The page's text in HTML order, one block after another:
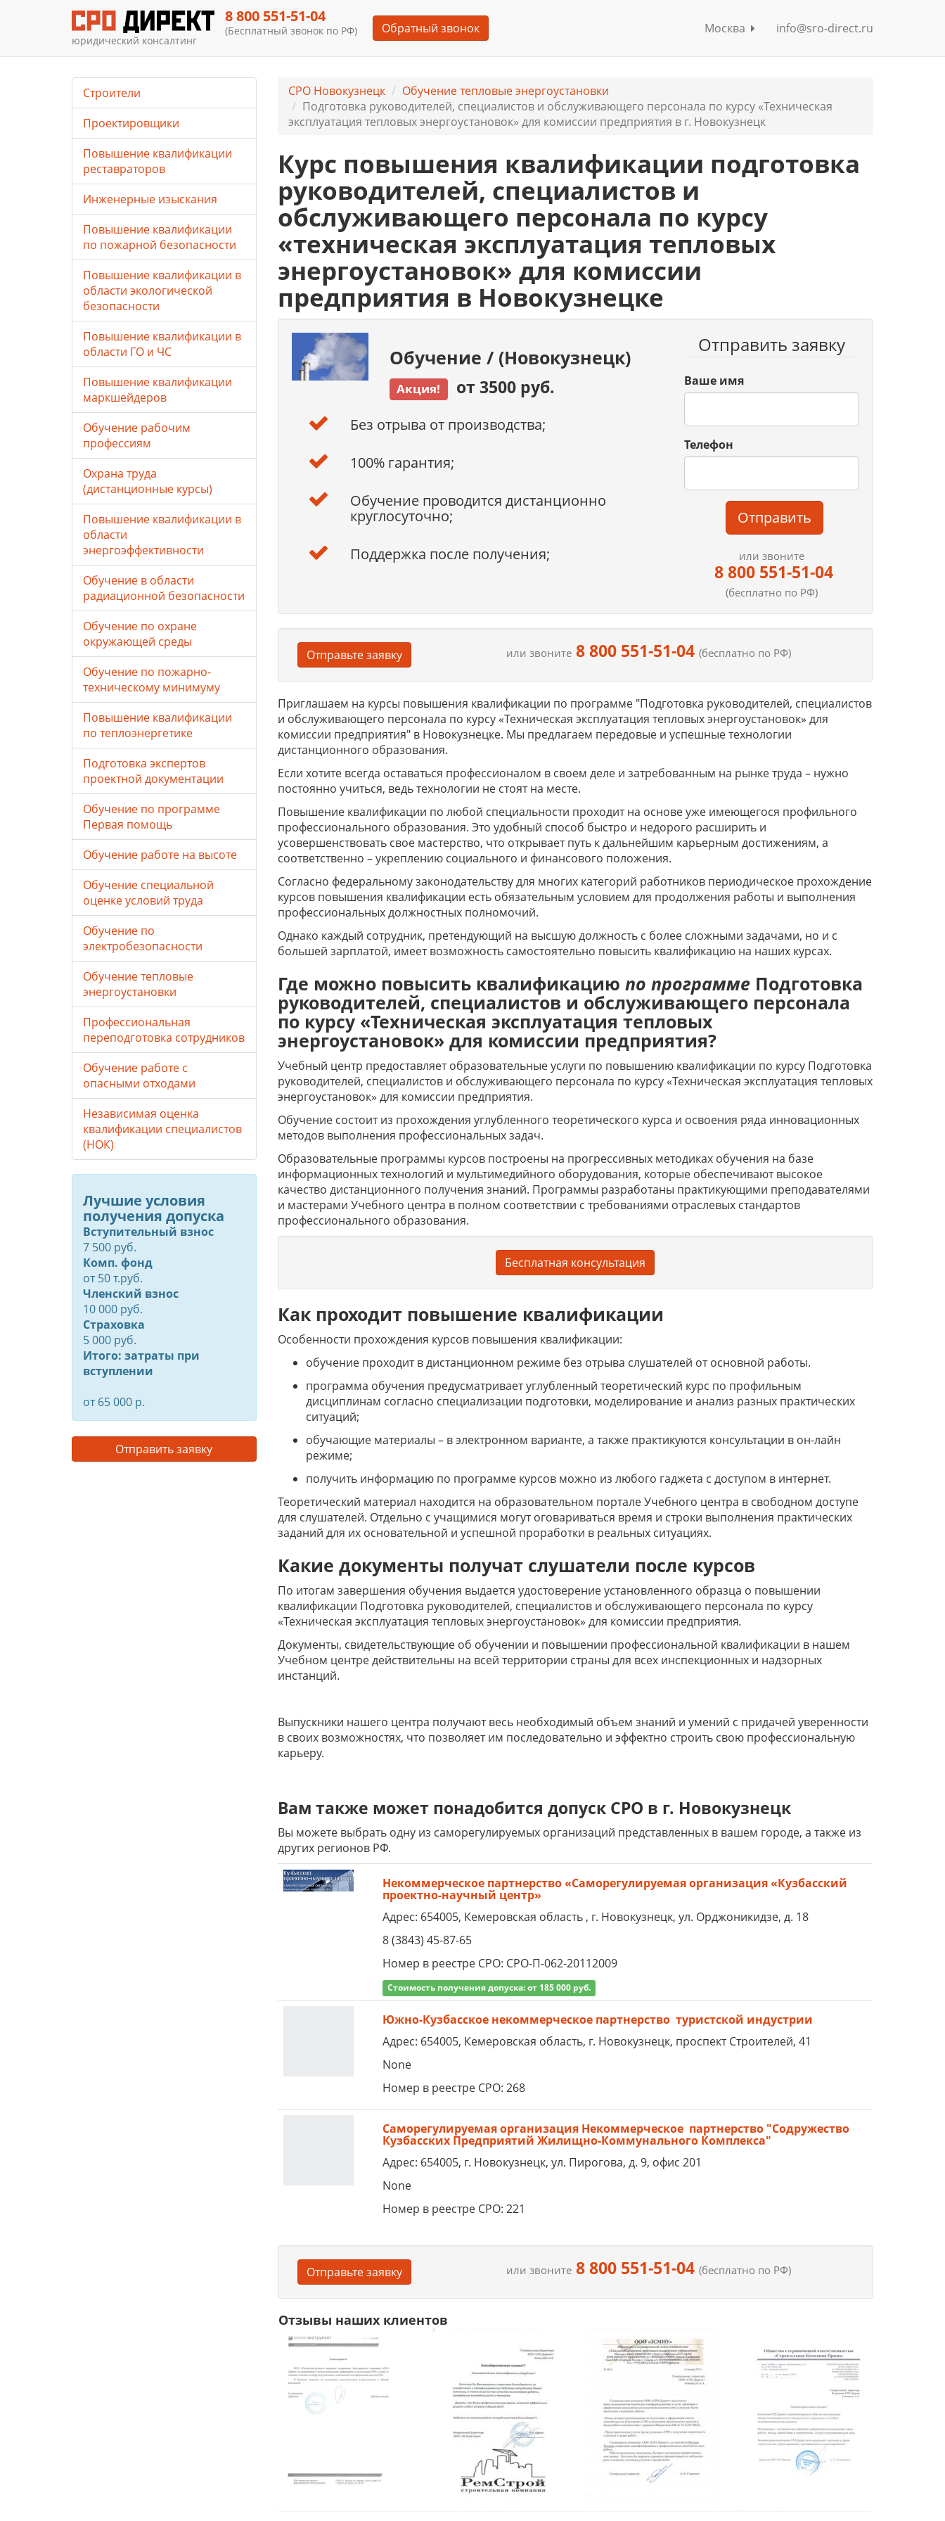
юридический консалтинг
8 800 551-51-04
(Бесплатный звонок по РФ) Обратный звонок Москва info@sro-direct.ru
СРО Новокузнецк
Обучение тепловые энергоустановки
Подготовка руководителей, специалистов и обслуживающего персонала по курсу «Техническая
эксплуатация тепловых энергоустановок» для комиссии предприятия в г. Новокузнецк
Курс повышения квалификации подготовка
руководителей, специалистов и
обслуживающего персонала по курсу
«техническая эксплуатация тепловых
энергоустановок» для комиссии
предприятия в Новокузнецке
Обучение / (Новокузнецк)
Акция! от 3500 руб.
Без отрыва от производства;
100% гарантия;
Обучение проводится дистанционно
круглосуточно;
Поддержка после получения;
Отправить заявку
Ваше имя
Телефон
Отправить
или звоните
8 800 551-51-04
(бесплатно по РФ)
Отправьте заявку или звоните 8 800 551-51-04(бесплатно по РФ)
Приглашаем на курсы повышения квалификации по программе "Подготовка руководителей, специалистов
и обслуживающего персонала по курсу «Техническая эксплуатация тепловых энергоустановок» для
комиссии предприятия" в Новокузнецке. Мы предлагаем передовые и успешные технологии
дистанционного образования.
Если хотите всегда оставаться профессионалом в своем деле и затребованным на рынке труда – нужно
постоянно учиться, ведь технологии не стоят на месте.
Повышение квалификации по любой специальности проходит на основе уже имеющегося профильного
профессионального образования. Это удобный способ быстро и недорого расширить и
усовершенствовать свое мастерство, что открывает путь к дальнейшим карьерным достижениям, а
соответственно – укреплению социального и финансового положения.
Согласно федеральному законодательству для многих категорий работников периодическое прохождение
курсов повышения квалификации есть обязательным условием для продолжения работы и выполнения
профессиональных должностных полномочий.
Однако каждый сотрудник, претендующий на высшую должность с более сложными задачами, но и с
большей зарплатой, имеет возможность самостоятельно повысить квалификацию на наших курсах.
Где можно повысить квалификацию по программе Подготовка
руководителей, специалистов и обслуживающего персонала
по курсу «Техническая эксплуатация тепловых
энергоустановок» для комиссии предприятия?
Учебный центр предоставляет образовательные услуги по повышению квалификации по курсу Подготовка
руководителей, специалистов и обслуживающего персонала по курсу «Техническая эксплуатация тепловых
энергоустановок» для комиссии предприятия.
Обучение состоит из прохождения углубленного теоретического курса и освоения ряда инновационных
методов выполнения профессиональных задач.
Образовательные программы курсов построены на прогрессивных методиках обучения на базе
информационных технологий и мультимедийного оборудования, которые обеспечивают высокое
качество дистанционного получения знаний. Программы разработаны практикующими преподавателями
и мастерами Учебного центра в полном соответствии с требованиями отраслевых стандартов
профессионального образования.
Бесплатная консультация
Как проходит повышение квалификации
Особенности прохождения курсов повышения квалификации:
обучение проходит в дистанционном режиме без отрыва слушателей от основной работы.
программа обучения предусматривает углубленный теоретический курс по профильным
дисциплинам согласно специализации подготовки, моделирование и анализ разных практических
ситуаций;
обучающие материалы – в электронном варианте, а также практикуются консультации в он-лайн
режиме;
получить информацию по программе курсов можно из любого гаджета с доступом в интернет.
Теоретический материал находится на образовательном портале Учебного центра в свободном доступе
для слушателей. Отдельно с учащимися могут оговариваться время и строки выполнения практических
заданий для их основательной и успешной проработки в реальных ситуациях.
Какие документы получат слушатели после курсов
По итогам завершения обучения выдается удостоверение установленного образца о повышении
квалификации Подготовка руководителей, специалистов и обслуживающего персонала по курсу
«Техническая эксплуатация тепловых энергоустановок» для комиссии предприятия.
Документы, свидетельствующие об обучении и повышении профессиональной квалификации в нашем
Учебном центре действительны на всей территории страны для всех инспекционных и надзорных
инстанций.
Выпускники нашего центра получают весь необходимый объем знаний и умений с придачей уверенности
в своих возможностях, что позволяет им последовательно и эффектно строить свою профессиональную
карьеру.
Вам также может понадобится допуск СРО в г. Новокузнецк
Вы можете выбрать одну из саморегулируемых организаций представленных в вашем городе, а также из
других регионов РФ.
Некоммерческое партнерство «Саморегулируемая организация «Кузбасский
проектно-научный центр»
Адрес: 654005, Кемеровская область , г. Новокузнецк, ул. Орджоникидзе, д. 18
8 (3843) 45-87-65
Номер в реестре СРО: СРО-П-062-20112009
Стоимость получения допуска: от 185 000 руб.
Южно-Кузбасское некоммерческое партнерство туристской индустрии
Адрес: 654005, Кемеровская область, г. Новокузнецк, проспект Строителей, 41
None
Номер в реестре СРО: 268
Саморегулируемая организация Некоммерческое партнерство "Содружество
Кузбасских Предприятий Жилищно-Коммунального Комплекса"
Адрес: 654005, г. Новокузнецк, ул. Пирогова, д. 9, офис 201
None
Номер в реестре СРО: 221
Отправьте заявку или звоните 8 800 551-51-04(бесплатно по РФ)
Отзывы наших клиентов
Строители
Проектировщики
Повышение квалификации
реставраторов
Инженерные изыскания
Повышение квалификации
по пожарной безопасности
Повышение квалификации в
области экологической
безопасности
Повышение квалификации в
области ГО и ЧС
Повышение квалификации
маркшейдеров
Обучение рабочим
профессиям
Охрана труда
(дистанционные курсы)
Повышение квалификации в
области
энергоэффективности
Обучение в области
радиационной безопасности
Обучение по охране
окружающей среды
Обучение по пожарно-
техническому минимуму
Повышение квалификации
по теплоэнергетике
Подготовка экспертов
проектной документации
Обучение по программе
Первая помощь
Обучение работе на высоте
Обучение специальной
оценке условий труда
Обучение по
электробезопасности
Обучение тепловые
энергоустановки
Профессиональная
переподготовка сотрудников
Обучение работе с
опасными отходами
Независимая оценка
квалификации специалистов
(НОК)
Лучшие условия
получения допуска
Вступительный взнос
7 500 руб.
Комп. фонд
от50т.руб.
Членский взнос
10 000 руб.
Страховка
5 000 руб.
Итого: затраты при
вступлении
от 65 000 р.
Отправить заявку